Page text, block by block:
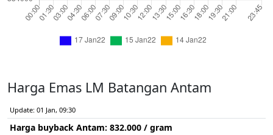
Harga Emas LM Batangan Antam
Update: 01 Jan, 09:30
Harga buyback Antam: 832.000 / gram